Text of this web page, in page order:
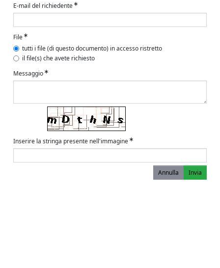
E-mail del richiedente
File
tutti i file (di questo documento) in accesso ristretto
il file(s) che avete richiesto
Messaggio
Inserire la stringa presente nell'immagine
Annulla Invia